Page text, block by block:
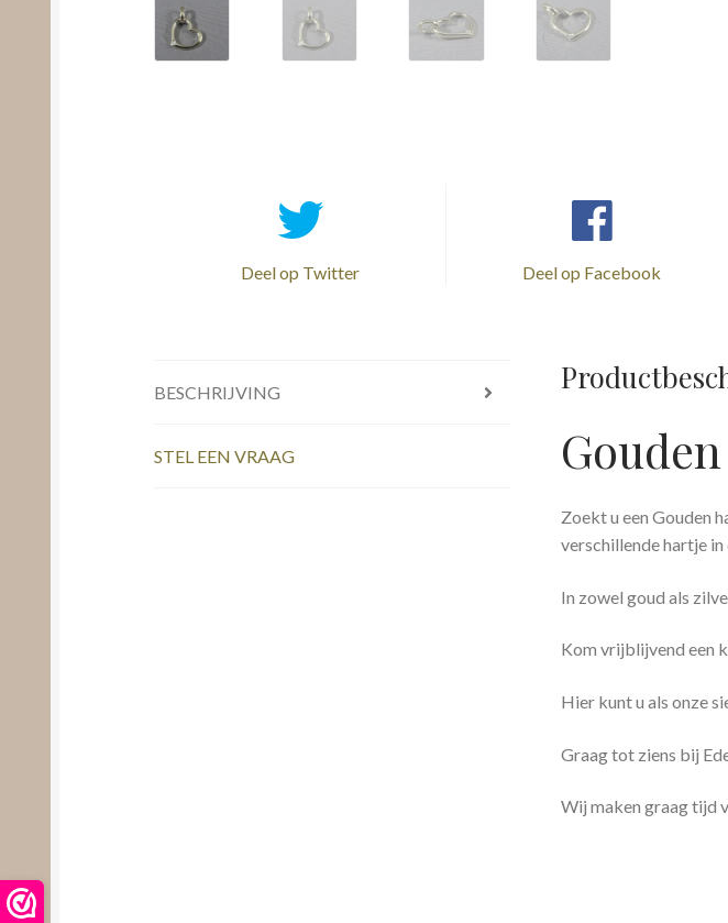
Deel op Twitter Deel op Facebook
BESCHRIJVING
STEL EEN VRAAG
Zoekt u een Gouden
verschillende hartje
In zowel goud als
Kom vrijblijvend een
Hier kunt u als onze
Graag tot ziens bij
Wij maken graag tijd